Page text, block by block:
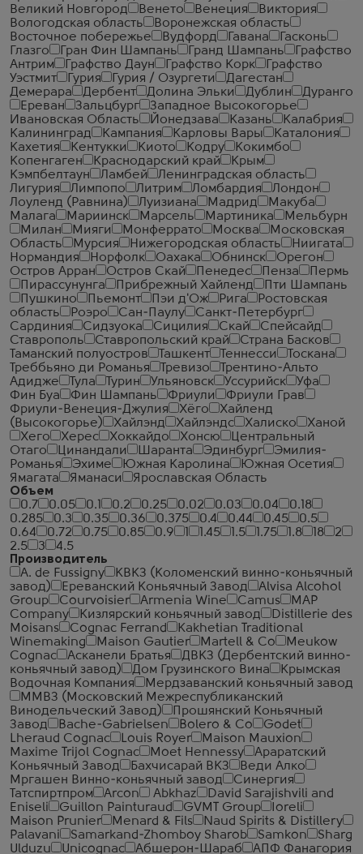
Великий Новгород
Венето Венеция
Виктория
Вологодская область
Воронежская область
Восточное побережье
Вудфорд Гавана
Гасконь
Глазго
Гран Фин Шампань Гранд Шампань
Графство
Антрим
Графство Даун Графство Корк
Графство
Уэстмит
Гурия Гурия / Озургети
Дагестан
Демерара
Дербент Долина Эльки Дублин
Дуранго
Ереван
Зальцбург
Западное Высокогорье
Ивановская Область
Йонедзава Казань
Калабрия
Калининград
Кампания Карловы Вары
Каталония
Кахетия
Кентукки Киото Кодру
Кокимбо
Копенгаген
Краснодарский край
Крым
Кэмпбелтаун
Ламбей
Ленинградская область
Лигурия
Лимпопо Литрим Ломбардия
Лондон
Лоуленд (Равнина)
Луизиана Мадрид
Макуба
Малага
Мариинск Марсель Мартиника
Мельбурн
Милан
Мияги Монферрато Москва
Московская
Область
Мурсия Нижегородская область
Ниигата
Нормандия
Норфолк Оахака Обнинск
Орегон
Остров Арран
Остров Скай Пенедес Пенза
Пермь
Пирассунунга
Прибрежный Хайленд
Пти Шампань
Пушкино
Пьемонт Пэи д'Ож Рига
Ростовская
область
Роэро Сан-Паулу
Санкт-Петербург
Сардиния
Сидзуока Сицилия Скай
Спейсайд
Ставрополь
Ставропольский край
Страна Басков
Таманский полуостров
Ташкент Теннесси
Тоскана
Треббьяно ди Романья
Тревизо
Трентино-Альто
Адидже
Тула Турин Ульяновск Уссурийск
Уфа
Фин Буа
Фин Шампань Фриули
Фриули Грав
Фриули-Венеция-Джулия
Хёго
Хайленд
(Высокогорье)
Хайлэнд Хайлэндс Халиско
Ханой
Хего
Херес Хоккайдо Хонсю
Центральный
Отаго
Цинандали Шаранта Эдинбург
Эмилия-
Романья
Эхиме Южная Каролина
Южная Осетия
Ямагата
Яманаси
Ярославская Область
Объем
0.7
0.05 0.1 0.2 0.25 0.02 0.03 0.04
0.18
0.285
0.3 0.35 0.36 0.375 0.4 0.44 0.45
0.5
0.64
0.72 0.75 0.85 0.9 1.45 1.5 1.75 1.8 18
2
2.5
3
4.5
Производитель
A. de Fussigny
КВКЗ (Коломенский винно-коньячный
завод)
Ереванский Коньячный Завод
Alvisa Alcohol
Group
Courvoisier Armenia Wine Camus
MAP
Company
Кизлярский коньячный завод
Distillerie des
Moisans
Cognac Ferrand
Kakhetian Traditional
Winemaking
Maison Gautier Martell & Co
Meukow
Cognac
Асканели Братья
ДВКЗ (Дербентский винно-
коньячный завод)
Дом Грузинского Вина
Крымская
Водочная Компания
Мердзаванский коньячный завод
ММВЗ (Московский Межреспубликанский
Винодельческий Завод)
Прошянский Коньячный
Завод
Bache-Gabrielsen Bolero & Co
Godet
Lheraud Cognac
Louis Royer
Maison Mauxion
Maxime Trijol Cognac
Moet Hennessy
Араратский
Коньячный Завод
Бахчисарай ВКЗ
Веди Алко
Мргашен Винно-коньячный завод
Синергия
Татспиртпром
Arcon Abkhaz
David Sarajishvili and
Eniseli
Guillon Painturaud GVMT Group
Ioreli
Maison Prunier
Menard & Fils
Naud Spirits & Distillery
Palavani
Samarkand-Zhomboy Sharob Samkon
Sharg
Ulduzu
Unicognac Абшерон-Шараб АПФ Фанагория